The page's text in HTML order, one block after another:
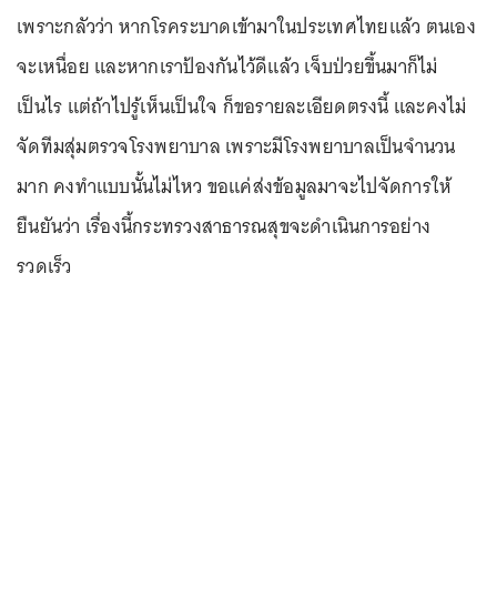
เพราะกลัวว่า หากโรคระบาดเข้ามาในประเทศไทยแล้ว ตนเอง
จะเหนื่อย และหากเราป้องกันไว้ดีแล้ว เจ็บป่วยขึ้นมาก็ไม่
เป็นไร แต่ถ้าไปรู้เห็นเป็นใจ ก็ขอรายละเอียดตรงนี้ และคงไม่
จัดทีมสุ่มตรวจโรงพยาบาล เพราะมีโรงพยาบาลเป็นจำนวน
มาก คงทำแบบนั้นไม่ไหว ขอแค่ส่งข้อมูลมาจะไปจัดการให้
ยืนยันว่า เรื่องนี้กระทรวงสาธารณสุขจะดำเนินการอย่าง
รวดเร็ว